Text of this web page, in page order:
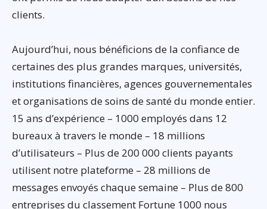
clients.
Aujourd’hui, nous bénéficions de la confiance de
certaines des plus grandes marques, universités,
institutions financières, agences gouvernementales
et organisations de soins de santé du monde entier.
15 ans d’expérience – 1000 employés dans 12
bureaux à travers le monde – 18 millions
d’utilisateurs – Plus de 200 000 clients payants
utilisent notre plateforme – 28 millions de
messages envoyés chaque semaine – Plus de 800
entreprises du classement Fortune 1000 nous